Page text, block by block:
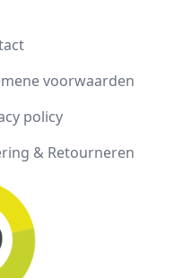
voorwaarden
policy
& Retourneren